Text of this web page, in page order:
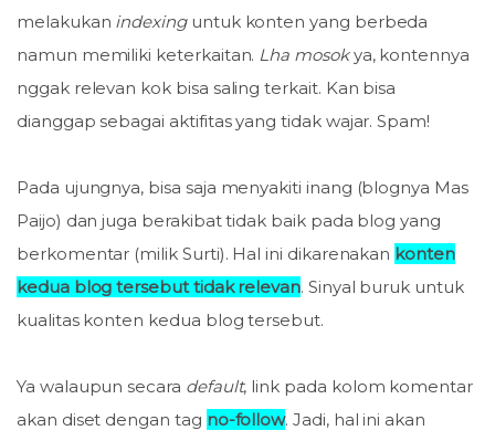
melakukan indexing untuk konten yang berbeda
namun memiliki keterkaitan. Lha mosokya, kontennya
nggak relevan kok bisa saling terkait. Kan bisa
dianggap sebagai aktifitas yang tidak wajar. Spam!
Pada ujungnya, bisa saja menyakiti inang (blognya Mas
Paijo) dan juga berakibat tidak baik pada blog yang
berkomentar (milik Surti). Hal ini dikarenakan konten
kedua blog tersebut tidak relevan. Sinyal buruk untuk
kualitas konten kedua blog tersebut.
Ya walaupun secara default, link pada kolom komentar
akan diset dengan tag no-follow. Jadi, hal ini akan